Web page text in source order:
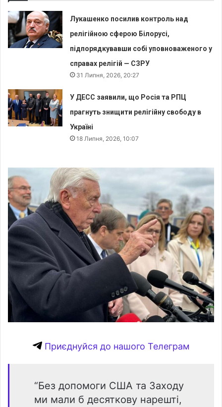
Лукашенко посилив контроль над
релігійною сферою Білорусі,
підпорядкувавши собі уповноваженого у
справах релігій — СЗРУ
31 Липня, 2026, 20:27
У ДЕСС заявили, що Росія та РПЦ
прагнуть знищити релігійну свободу в
Україні
18 Липня, 2026, 10:07
Приєднуйся до нашого Телеграм
“Без допомоги США та Заходу
ми мали б десяткову нарешті,